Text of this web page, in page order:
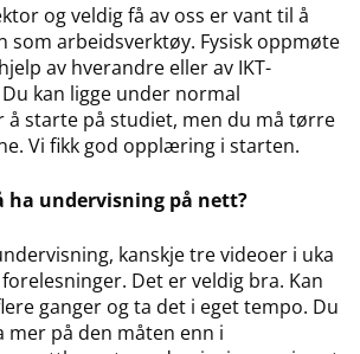
og veldig få av oss er vant til å
som arbeidsverktøy. Fysisk oppmøte
av hverandre eller av IKT-
kan ligge under normal
å starte på studiet, men du må tørre
Vi fikk god opplæring i starten.
ha undervisning på nett?
kanskje tre videoer i uka
Det er veldig bra. Kan
ganger og ta det i eget tempo. Du
mer på den måten enn i